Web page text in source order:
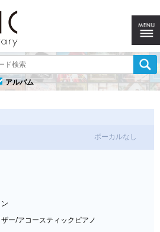
アルバム
ボーカルなし
ン
ー/アコースティックピアノ